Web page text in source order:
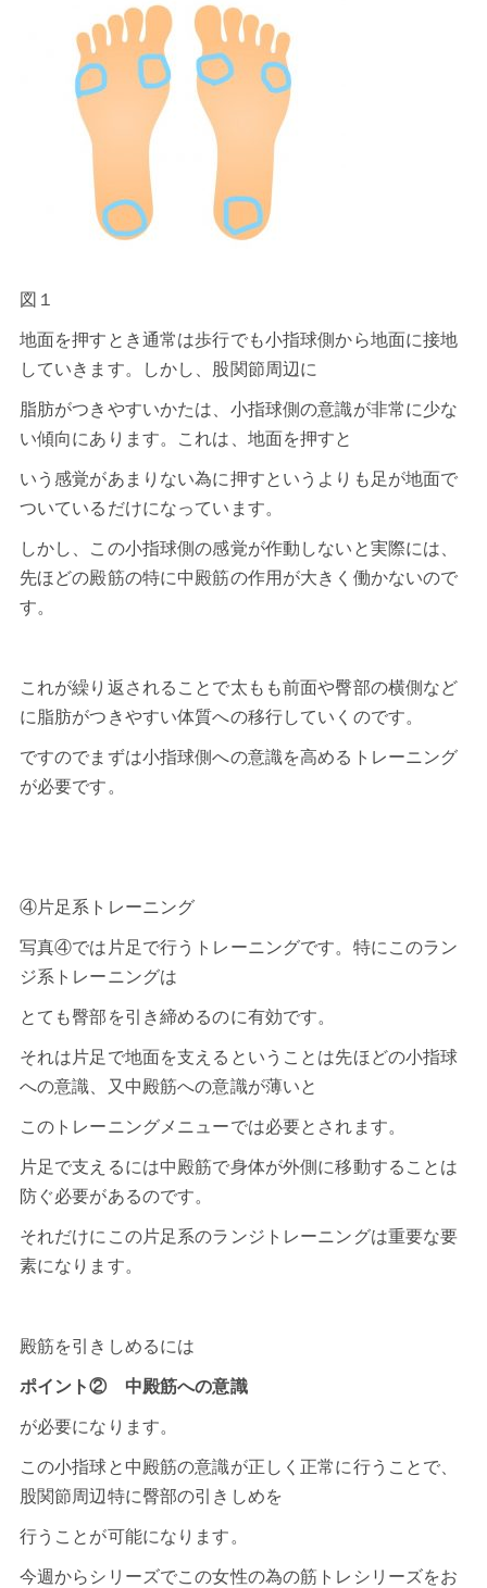
図１
地面を押すとき通常は歩行でも小指球側から地面に接地
していきます。しかし、股関節周辺に
脂肪がつきやすいかたは、小指球側の意識が非常に少な
い傾向にあります。これは、地面を押すと
いう感覚があまりない為に押すというよりも足が地面で
ついているだけになっています。
しかし、この小指球側の感覚が作動しないと実際には、
先ほどの殿筋の特に中殿筋の作用が大きく働かないので
す。
これが繰り返されることで太もも前面や臀部の横側など
に脂肪がつきやすい体質への移行していくのです。
ですのでまずは小指球側への意識を高めるトレーニング
が必要です。
④片足系トレーニング
写真④では片足で行うトレーニングです。特にこのラン
ジ系トレーニングは
とても臀部を引き締めるのに有効です。
それは片足で地面を支えるということは先ほどの小指球
への意識、又中殿筋への意識が薄いと
このトレーニングメニューでは必要とされます。
片足で支えるには中殿筋で身体が外側に移動することは
防ぐ必要があるのです。
それだけにこの片足系のランジトレーニングは重要な要
素になります。
殿筋を引きしめるには
ポイント② 中殿筋への意識
が必要になります。
この小指球と中殿筋の意識が正しく正常に行うことで、
股関節周辺特に臀部の引きしめを
行うことが可能になります。
今週からシリーズでこの女性の為の筋トレシリーズをお